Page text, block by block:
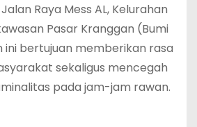
Raya Mess AL, Kelurahan
Pasar Kranggan (Bumi
ini bertujuan memberikan rasa
sekaligus mencegah
pada jam-jam rawan.